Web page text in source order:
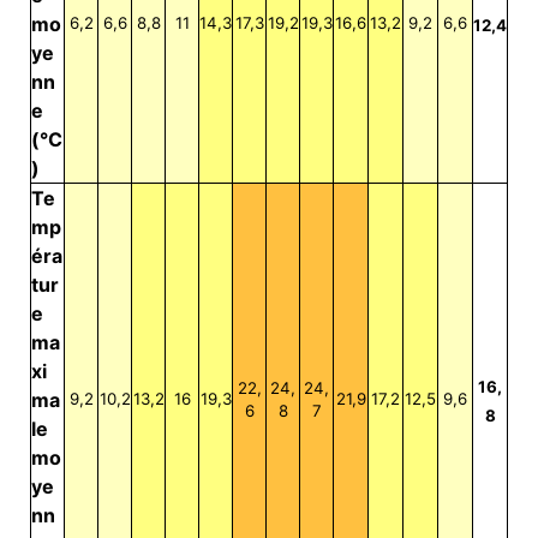
mo
ye
nn
e
(°C
)
6,2 6,6 8,8 11 14,317,3 19,219,316,613,2 9,2 6,6 12,4
Te
mp
éra
tur
e
ma
xi
ma
le
mo
ye
nn
9,2 10,213,2 16 19,3
22,
6
24,
8
24,
7
21,9 17,2 12,5 9,6
16,
8